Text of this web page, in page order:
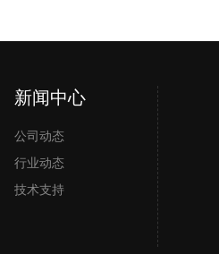
新闻中心
公司动态
行业动态
技术支持
微